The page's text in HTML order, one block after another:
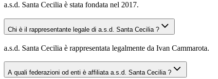
a.s.d. Santa Cecilia è stata fondata nel 2017.
Chi è il rappresentante legale di a.s.d. Santa Cecilia ?
a.s.d. Santa Cecilia è rappresentata legalmente da Ivan Cammarota.
A quali federazioni od enti è affiliata a.s.d. Santa Cecilia ?